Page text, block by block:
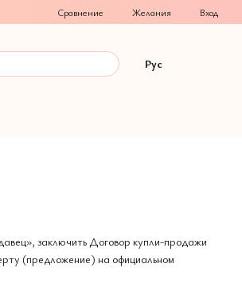
Сравнение Желания Вход
Рус
заключить Договор купли-продажи
(предложение) на официальном